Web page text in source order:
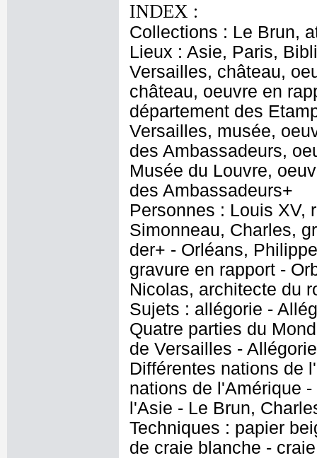
INDEX :
Collections : Le Brun,
Lieux : Asie, Paris,
Versailles, château,
château, oeuvre en
département des
Versailles, musée,
des Ambassadeurs,
Musée du Louvre,
des Ambassadeurs+
Personnes : Louis XV,
Simonneau, Charles,
der+ - Orléans,
gravure en rapport -
Nicolas, architecte du
Sujets : allégorie -
Quatre parties du
de Versailles -
Différentes nations de
nations de l'Amérique
l'Asie - Le Brun,
Techniques : papier
de craie blanche -